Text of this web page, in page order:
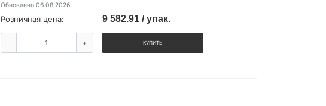
Обновлено 06.08.2026
Розничная цена: 9 582.91 / упак.
- + КУПИТЬ